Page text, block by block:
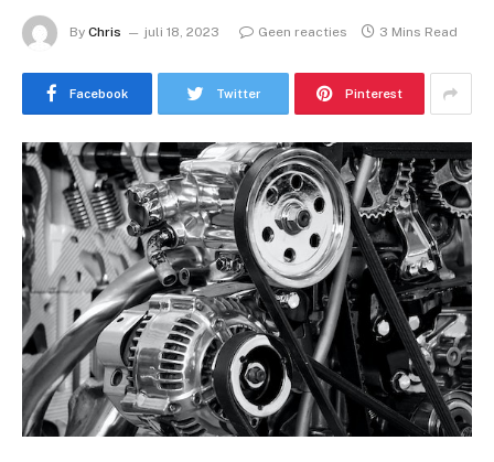
By Chris juli 18, 2023 Geen reacties 3 Mins Read
Facebook Twitter Pinterest